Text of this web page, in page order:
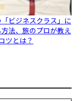
ビジネスクラス」に
法、旅のプロが教え
ツとは？